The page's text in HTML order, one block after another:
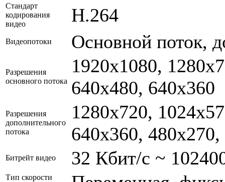
Стандарт
кодирования
видео
H.264
Видеопотоки Основной поток,
Разрешения
основного потока
1920x1080,
640x480, 640x360
Разрешения
дополнительного
потока
1280x720,
640x360,
Битрейт видео 32 Кбит/с ~
Тип скорости